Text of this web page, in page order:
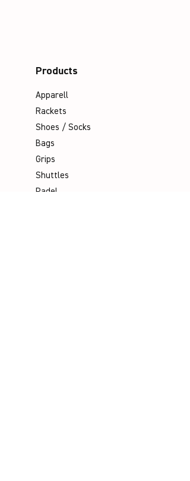
Apparell
Rackets
Shoes / Socks
Bags
Grips
Shuttles
Padel
Products